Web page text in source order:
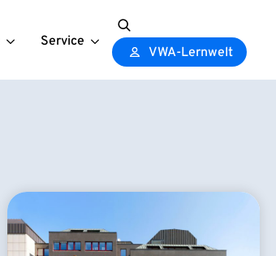
Service
Search
for:
VWA-Lernwelt